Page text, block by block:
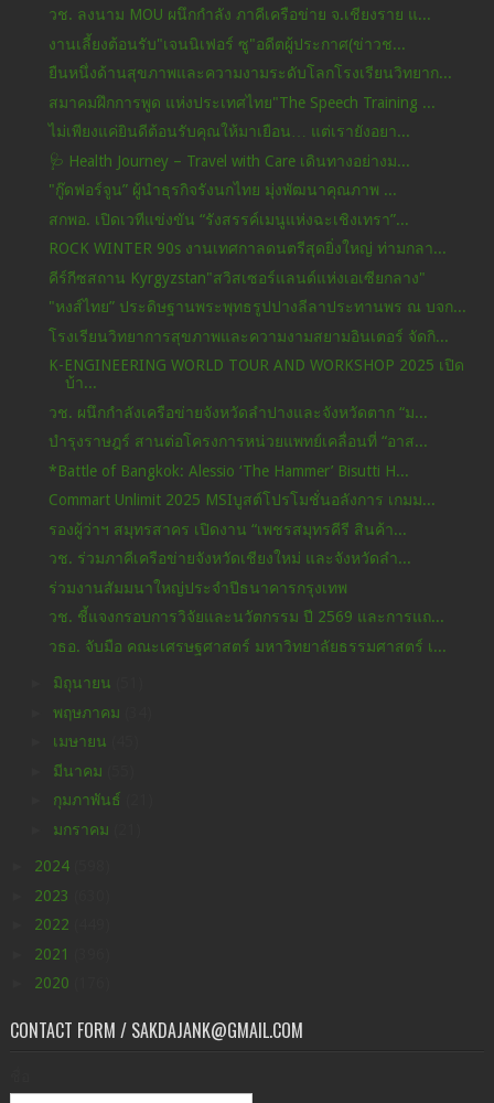
วช. ลงนาม MOU ผนึกกำลัง ภาคีเครือข่าย จ.เชียงราย แ...
งานเลี้ยงต้อนรับ"เจนนิเฟอร์ ซู"อดีตผู้ประกาศ(ข่าวช...
ยืนหนึ่งด้านสุขภาพและความงามระดับโลกโรงเรียนวิทยาก...
สมาคมฝึกการพูด แห่งประเทศไทย"The Speech Training ...
ไม่เพียงแค่ยินดีต้อนรับคุณให้มาเยือน… แต่เรายังอยา...
🩺 Health Journey – Travel with Care เดินทางอย่างม...
"กู๊ดฟอร์จูน” ผู้นำธุรกิจรังนกไทย มุ่งพัฒนาคุณภาพ ...
สกพอ. เปิดเวทีแข่งขัน “รังสรรค์เมนูแห่งฉะเชิงเทรา”...
ROCK WINTER 90s งานเทศกาลดนตรีสุดยิ่งใหญ่ ท่ามกลา...
คีร์กีซสถาน Kyrgyzstan"สวิสเซอร์แลนด์แห่งเอเซียกลาง"
"หงส์ไทย” ประดิษฐานพระพุทธรูปปางลีลาประทานพร ณ บจก...
โรงเรียนวิทยาการสุขภาพและความงามสยามอินเตอร์ จัดกิ...
K-ENGINEERING WORLD TOUR AND WORKSHOP 2025 เปิด
บ้า...
วช. ผนึกกำลังเครือข่ายจังหวัดลำปางและจังหวัดตาก “ม...
บำรุงราษฎร์ สานต่อโครงการหน่วยแพทย์เคลื่อนที่ “อาส...
*Battle of Bangkok: Alessio ‘The Hammer’ Bisutti H...
Commart Unlimit 2025 MSIบูสต์โปรโมชั่นอลังการ เกมม...
รองผู้ว่าฯ สมุทรสาคร เปิดงาน “เพชรสมุทรคีรี สินค้า...
วช. ร่วมภาคีเครือข่ายจังหวัดเชียงใหม่ และจังหวัดลำ...
ร่วมงานสัมมนาใหญ่ประจำปีธนาคารกรุงเทพ
วช. ชี้แจงกรอบการวิจัยและนวัตกรรม ปี 2569 และการแถ...
วธอ. จับมือ คณะเศรษฐศาสตร์ มหาวิทยาลัยธรรมศาสตร์ เ...
มิถุนายน
พฤษภาคม
เมษายน
มีนาคม
กุมภาพันธ์
มกราคม
2024
2023
2022
2021
2020
CONTACT FORM / SAKDAJANK@GMAIL.COM